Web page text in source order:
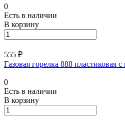
0
Есть в наличии
В корзину
555 ₽
Газовая горелка 888 пластиковая
0
Есть в наличии
В корзину